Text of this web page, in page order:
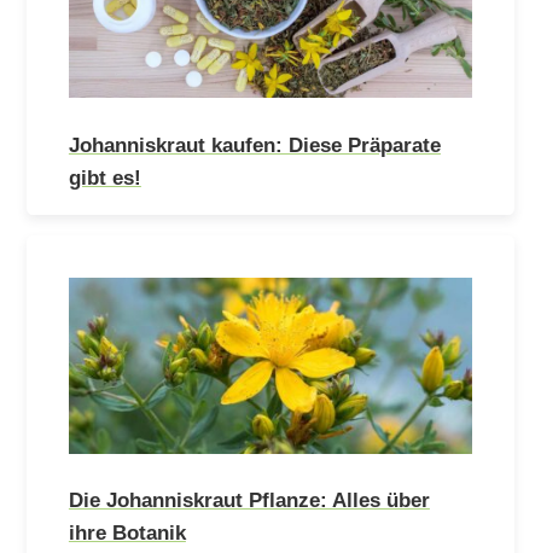
Johanniskraut kaufen: Diese Präparate
gibt es!
Die Johanniskraut Pflanze: Alles über
ihre Botanik